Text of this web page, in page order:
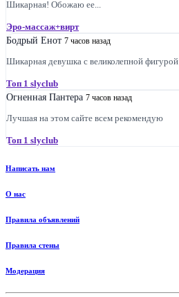
Шикарная! Обожаю ее...
Эро-массаж+вирт
Бодрый Енот 7 часов назад
Шикарная девушка с великолепной фигурой
Топ 1 slyclub
Огненная Пантера 7 часов назад
Лучшая на этом сайте всем рекомендую
Топ 1 slyclub
Написать нам
О нас
Правила объявлений
Правила стены
Модерация